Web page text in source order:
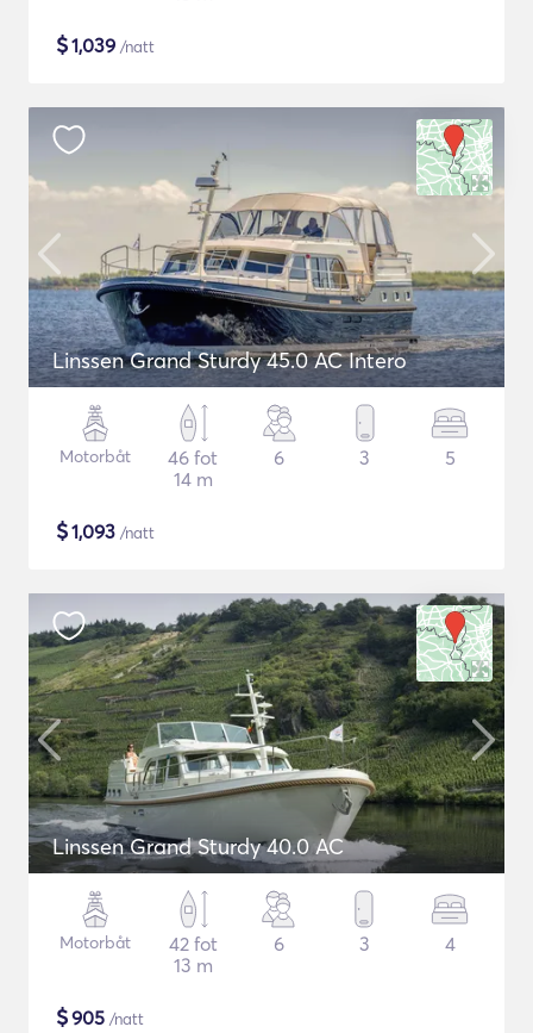
$1,039 /natt
Linssen Grand Sturdy 45.0 AC Intero
Motorbåt
46 fot
14 m
6 3 5
$1,093 /natt
Linssen Grand Sturdy 40.0 AC
Motorbåt
42 fot
13 m
6 3 4
$905 /natt